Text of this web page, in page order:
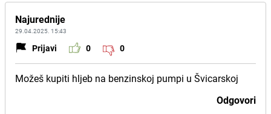
Najurednije
29.04.2025. 15:43
Prijavi 0 0
Možeš kupiti hljeb na benzinskoj pumpi u Švicarskoj
Odgovori